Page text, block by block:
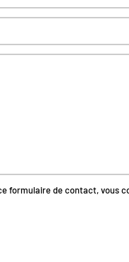
formulaire de contact, vous